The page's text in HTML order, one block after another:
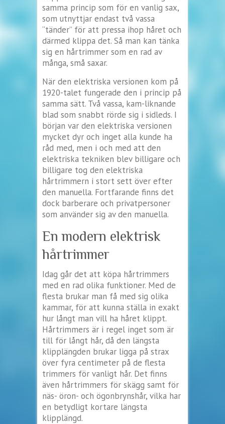
samma princip som för en vanlig sax,
som utnyttjar endast två vassa
“tänder” för att pressa ihop håret och
därmed klippa det. Så man kan tänka
sig en hårtrimmer som en rad av
många, små saxar.
När den elektriska versionen kom på
1920-talet fungerade den i princip på
samma sätt. Två vassa, kam-liknande
blad som snabbt rörde sig i sidleds. I
början var den elektriska versionen
mycket dyr och inget alla kunde ha
råd med, men i och med att den
elektriska tekniken blev billigare och
billigare tog den elektriska
hårtrimmern i stort sett över efter
den manuella. Fortfarande finns det
dock barberare och privatpersoner
som använder sig av den manuella.
En modern elektrisk
hårtrimmer
Idag går det att köpa hårtrimmers
med en rad olika funktioner. Med de
flesta brukar man få med sig olika
kammar, för att kunna ställa in exakt
hur långt man vill ha håret klippt.
Hårtrimmers är i regel inget som är
till för långt hår, då den längsta
klipplängden brukar ligga på strax
över fyra centimeter på de flesta
trimmers för vanligt hår. Det finns
även hårtrimmers för skägg samt för
näs- öron- och ögonbrynshår, vilka har
en betydligt kortare längsta
klipplängd.